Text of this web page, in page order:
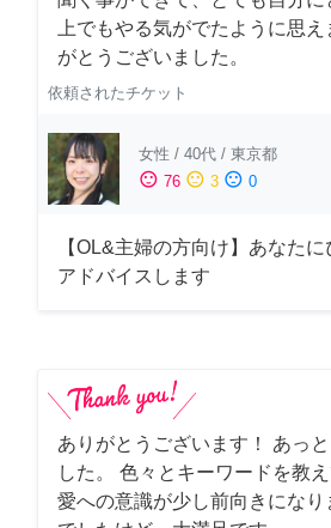
上でもやる気がでたように思
がとうございました。
依頼されたチケット
女性 / 40代 / 東京都
sentiment_satisfied 76 sentiment_neutral 3 sentiment_dissatisfied 0
【OL&主婦の方向け】あなた
アドバイスします
ありがとうございます！ あっ
した。 色々とキーワードを教
愛への意識が少し前向きになり